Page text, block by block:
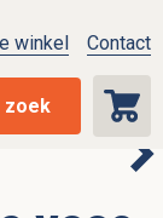
zoek
winkel Contact